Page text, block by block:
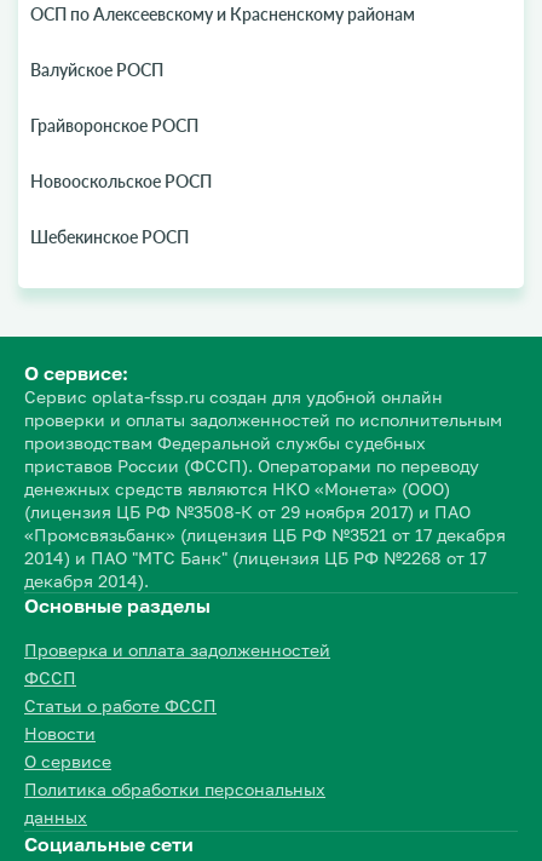
ОСП по Алексеевскому и Красненскому районам
Валуйское РОСП
Грайворонское РОСП
Новооскольское РОСП
Шебекинское РОСП
О сервисе:
Сервис oplata-fssp.ru создан для удобной онлайн
проверки и оплаты задолженностей по исполнительным
производствам Федеральной службы судебных
приставов России (ФССП). Операторами по переводу
денежных средств являются НКО «Монета» (ООО)
(лицензия ЦБ РФ №3508-К от 29 ноября 2017) и ПАО
«Промсвязьбанк» (лицензия ЦБ РФ №3521 от 17 декабря
2014) и ПАО "МТС Банк" (лицензия ЦБ РФ №2268 от 17
декабря 2014).
Основные разделы
Проверка и оплата задолженностей
ФССП
Статьи о работе ФССП
Новости
О сервисе
Политика обработки персональных
данных
Социальные сети